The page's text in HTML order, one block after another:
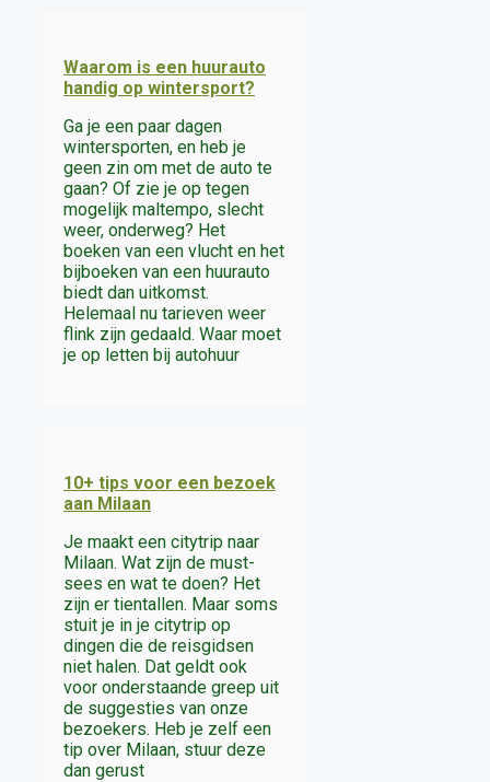
Waarom is een huurauto
handig op wintersport?
Ga je een paar dagen
wintersporten, en heb je
geen zin om met de auto te
gaan? Of zie je op tegen
mogelijk maltempo, slecht
weer, onderweg? Het
boeken van een vlucht en het
bijboeken van een huurauto
biedt dan uitkomst.
Helemaal nu tarieven weer
flink zijn gedaald. Waar moet
je op letten bij autohuur
10+ tips voor een bezoek
aan Milaan
Je maakt een citytrip naar
Milaan. Wat zijn de must-
sees en wat te doen? Het
zijn er tientallen. Maar soms
stuit je in je citytrip op
dingen die de reisgidsen
niet halen. Dat geldt ook
voor onderstaande greep uit
de suggesties van onze
bezoekers. Heb je zelf een
tip over Milaan, stuur deze
dan gerust